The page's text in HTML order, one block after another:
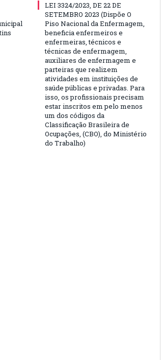
LEI 3324/2023, DE 22 DE
SETEMBRO 2023 (Dispõe O
Piso Nacional da Enfermagem,
beneficia enfermeiros e
enfermeiras, técnicos e
técnicas de enfermagem,
auxiliares de enfermagem e
parteiras que realizem
atividades em instituições de
saúde públicas e privadas. Para
isso, os profissionais precisam
estar inscritos em pelo menos
um dos códigos da
Classificação Brasileira de
Ocupações, (CBO), do Ministério
do Trabalho)